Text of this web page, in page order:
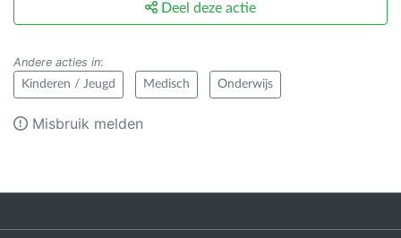
Deel deze actie
Andere acties in:
Kinderen / Jeugd Medisch Onderwijs
Misbruik melden